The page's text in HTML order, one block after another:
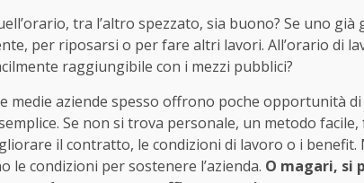
tra l’altro spezzato, sia buono? Se uno già
per riposarsi o per fare altri lavori. All’orario di
raggiungibile con i mezzi pubblici?
medie aziende spesso offrono poche opportunità
Se non si trova personale, un metodo facile,
il contratto, le condizioni di lavoro o i benefit.
le condizioni per sostenere l’azienda. O magari, si